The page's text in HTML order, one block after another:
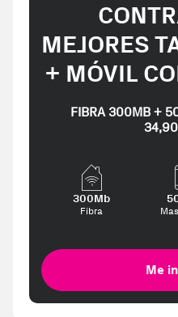
MEJORES
+ MÓVIL
FIBRA 300MB +
300Mb
Fibra
Me